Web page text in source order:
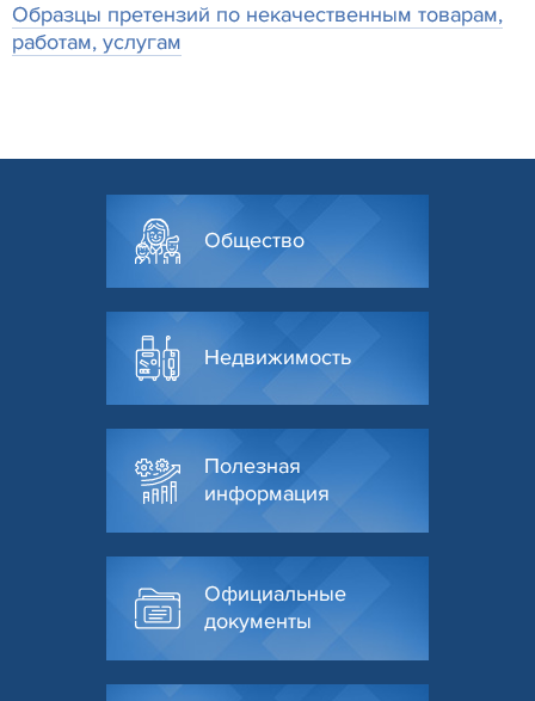
Образцы претензий по некачественным товарам,
работам, услугам
Общество
Недвижимость
Полезная
информация
Официальные
документы